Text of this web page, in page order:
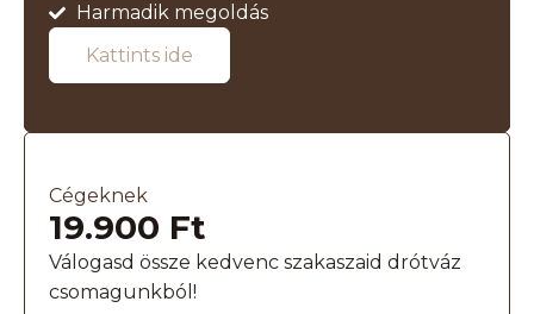
Harmadik megoldás
Kattints ide
Cégeknek
19.900 Ft
Válogasd össze kedvenc szakaszaid drótváz
csomagunkból!